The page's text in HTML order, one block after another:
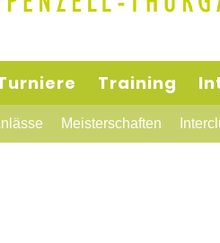
Training
Meisterschaften